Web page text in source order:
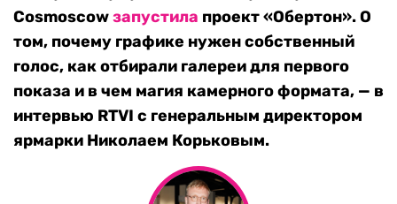
Cosmoscowзапустила проект «Обертон». О
том, почему графике нужен собственный
голос, как отбирали галереи для первого
показа и в чем магия камерного формата, — в
интервью RTVI с генеральным директором
ярмарки Николаем Корьковым.